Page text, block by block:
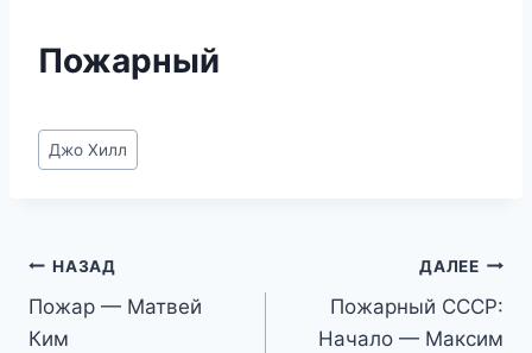
Пожарный
Метки
записи:
Джо Хилл
Навигация
по
НАЗАД
Пожар — Матвей
Ким
ДАЛЕЕ
Пожарный СССР:
Начало — Максим